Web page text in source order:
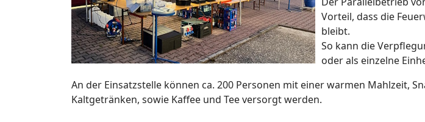
Vorteil, dass die
bleibt.
So kann die
oder als einzelne
An der Einsatzstelle können ca. 200 Personen mit einer warmen Mahlzeit,
Kaltgetränken, sowie Kaffee und Tee versorgt werden.